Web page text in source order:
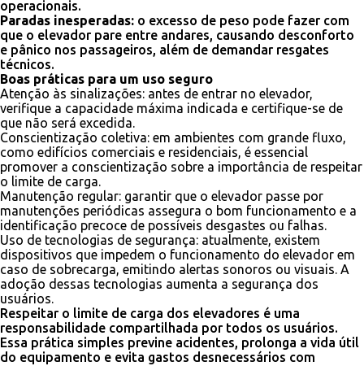
operacionais.
Paradas inesperadas: o excesso de peso pode fazer com
que o elevador pare entre andares, causando desconforto
e pânico nos passageiros, além de demandar resgates
técnicos.
Boas práticas para um uso seguro
Atenção às sinalizações: antes de entrar no elevador,
verifique a capacidade máxima indicada e certifique-se de
que não será excedida.
Conscientização coletiva: em ambientes com grande fluxo,
como edifícios comerciais e residenciais, é essencial
promover a conscientização sobre a importância de respeitar
o limite de carga.
Manutenção regular: garantir que o elevador passe por
manutenções periódicas assegura o bom funcionamento e a
identificação precoce de possíveis desgastes ou falhas.
Uso de tecnologias de segurança: atualmente, existem
dispositivos que impedem o funcionamento do elevador em
caso de sobrecarga, emitindo alertas sonoros ou visuais. A
adoção dessas tecnologias aumenta a segurança dos
usuários.
Respeitar o limite de carga dos elevadores é uma
responsabilidade compartilhada por todos os usuários.
Essa prática simples previne acidentes, prolonga a vida útil
do equipamento e evita gastos desnecessários com